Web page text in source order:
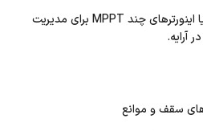
استفاده از چند اینورتر یا اینورترهای چند MPPT برای مدیریت
آرایه.
سقف و موانع